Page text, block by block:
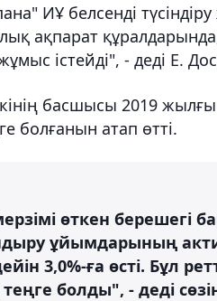
ИҰ белсенді
ақпарат
істейді", - деді Е.
басшысы 2019 жылғы
болғанын атап өтті.
өткен берешегі
ұйымдарының
3,0%-ға өсті. Бұл
болды", - деді